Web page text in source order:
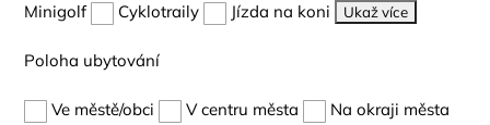
Minigolf
Cyklotraily Jízda na koni Ukaž více
Poloha ubytování
Ve městě/obci V centru města
Na okraji města